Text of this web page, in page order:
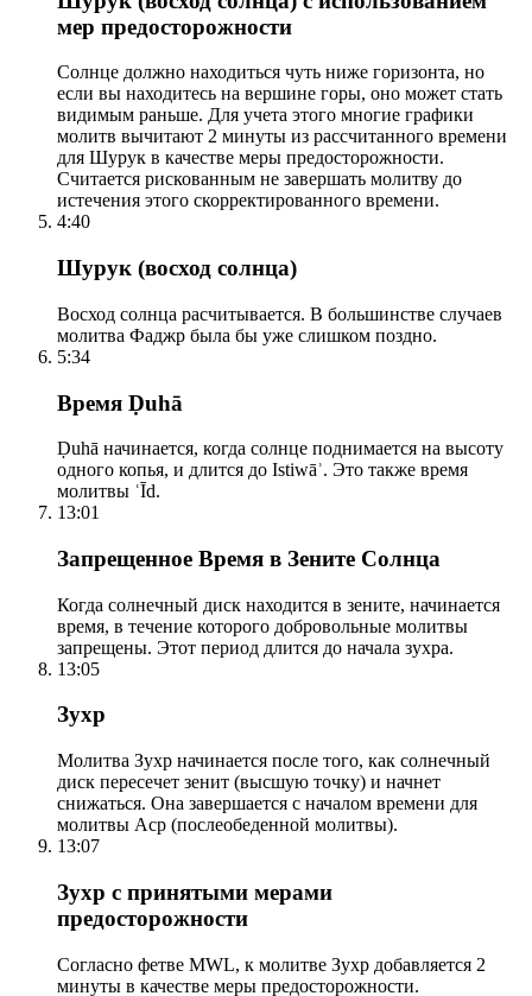
мер предосторожности
Солнце должно находиться чуть ниже горизонта, но
если вы находитесь на вершине горы, оно может стать
видимым раньше. Для учета этого многие графики
молитв вычитают 2 минуты из рассчитанного времени
для Шурук в качестве меры предосторожности.
Считается рискованным не завершать молитву до
истечения этого скорректированного времени.
4:40
Шурук (восход солнца)
Восход солнца расчитывается. В большинстве случаев
молитва Фаджр была бы уже слишком поздно.
5:34
Время Ḍuhā
Ḍuhā начинается, когда солнце поднимается на высоту
одного копья, и длится до Istiwāʾ. Это также время
молитвы ʿĪd.
13:01
Запрещенное Время в Зените Солнца
Когда солнечный диск находится в зените, начинается
время, в течение которого добровольные молитвы
запрещены. Этот период длится до начала зухра.
13:05
Зухр
Молитва Зухр начинается после того, как солнечный
диск пересечет зенит (высшую точку) и начнет
снижаться. Она завершается с началом времени для
молитвы Аср (послеобеденной молитвы).
13:07
Зухр с принятыми мерами
предосторожности
Согласно фетве MWL, к молитве Зухр добавляется 2
минуты в качестве меры предосторожности.